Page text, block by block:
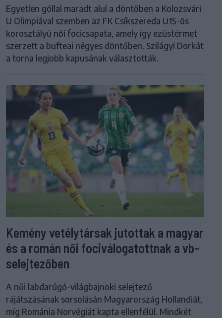
Egyetlen góllal maradt alul a döntőben a Kolozsvári
U Olimpiával szemben az FK Csíkszereda U15-ös
korosztályú női focicsapata, amely így ezüstérmet
szerzett a bufteai négyes döntőben. Szilágyi Dorkát
a torna legjobb kapusának választották.
Kemény vetélytársak jutottak a magyar
és a román női fociválogatottnak a vb-
selejtezőben
A női labdarúgó-világbajnoki selejtező
rájátszásának sorsolásán Magyarország Hollandiát,
míg Románia Norvégiát kapta ellenfélül. Mindkét